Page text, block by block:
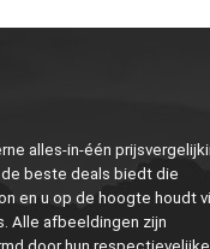
alles-in-één
beste deals biedt die
en u op de hoogte houdt
Alle afbeeldingen zijn